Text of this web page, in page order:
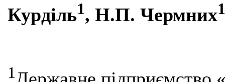
Курділь1, Н.П. Чермних1
1